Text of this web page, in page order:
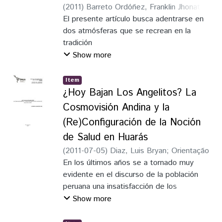
instituições brasileiras e a
interdisciplinaridade das pesquisas.
Conclui-se que, embora haja avanços,
persistem lacunas referentes à
padronização de indicadores, abrangência
sendo recomendados estudos
multicêntricos e longitudinais que ampliem
a segurança transfusional e fortaleçam as
boas práticas no ciclo do sangue.
(2011) Barreto Ordóñez, Franklin Jhonatan
Lucena, Karina de Castilhos
El presente artículo busca adentrarse en
dos atmósferas que se recrean en la
tradición
literaria latinoamericana, es decir,
mediante el
estudio de La vorágine del escritor
colombiano José Eustasio Rivera, y de
Vidas secas
del novelista brasilero Graciliano Ramos.
Obras atravesadas por una estructura
narrativa que sobrevuela diversos
escenarios y que encuentra, precisamente,
en la
creación de atmósferas espaciales, el
concepto literario que las vincula. Las
Show more
Item
¿Hoy Bajan Los Angelitos? La
Cosmovisión Andina y la
(Re)Configuración de la Noción
de Salud en Huarás
(2011-07-05) Diaz, Luis Bryan; Orientação
En los últimos años se a tornado muy
evidente en el discurso de la población
peruana una insatisfacción de los
resultados derivados de sus tratamientos
Show more